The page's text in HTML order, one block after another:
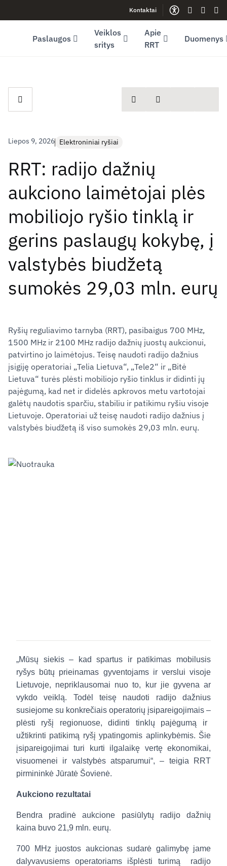
Youtube (opens in new window)Kontaktai
Gestų
Paslaugos
Veiklos
sritys
Apie
RRT
Duomenys
spausdintiDalintis
Liepos 9, 2026 Elektroniniai ryšiai
RRT: radijo dažnių
aukciono laimėtojai plės
mobiliojo ryšio tinklą ir
gerins paslaugų kokybę, į
valstybės biudžetą
sumokės 29,03 mln. eurų
Ryšių reguliavimo tarnyba (RRT), pasibaigus 700 MHz,
1500 MHz ir 2100 MHz radijo dažnių juostų aukcionui,
patvirtino jo laimėtojus. Teisę naudoti radijo dažnius
įsigiję operatoriai „Telia Lietuva“, „Tele2“ ir „Bitė
Lietuva“ turės plėsti mobiliojo ryšio tinklus ir didinti jų
pajėgumą, kad net ir didelės apkrovos metu vartotojai
galėtų naudotis sparčiu, stabiliu ir patikimu ryšiu visoje
Lietuvoje. Operatoriai už teisę naudoti radijo dažnius į
valstybės biudžetą iš viso sumokės 29,03 mln. eurų.
„Mūsų siekis – kad spartus ir patikimas mobilusis
ryšys būtų prieinamas gyventojams ir verslui visoje
Lietuvoje, nepriklausomai nuo to, kur jie gyvena ar
vykdo veiklą. Todėl teisę naudoti radijo dažnius
susiejome su konkrečiais operatorių įsipareigojimais –
plėsti ryšį regionuose, didinti tinklų pajėgumą ir
užtikrinti patikimą ryšį ypatingomis aplinkybėmis. Šie
įsipareigojimai turi kurti ilgalaikę vertę ekonomikai,
visuomenei ir valstybės atsparumui“, – teigia RRT
pirmininkė Jūratė Šovienė.
Aukciono rezultatai
Bendra pradinė aukcione pasiūlytų radijo dažnių
kaina buvo 21,9 mln. eurų.
700 MHz juostos aukcionas sudarė galimybę jame
dalyvavusiems operatoriams išplėsti turimą
radijo